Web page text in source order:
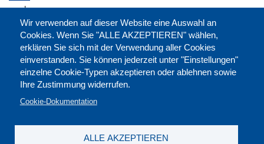
Wir verwenden auf dieser Website eine Auswahl an
Cookies. Wenn Sie "ALLE AKZEPTIEREN" wählen,
erklären Sie sich mit der Verwendung aller Cookies
einverstanden. Sie können jederzeit unter "Einstellungen"
einzelne Cookie-Typen akzeptieren oder ablehnen sowie
Ihre Zustimmung widerrufen.
Cookie-Dokumentation
ALLE AKZEPTIEREN
merken: